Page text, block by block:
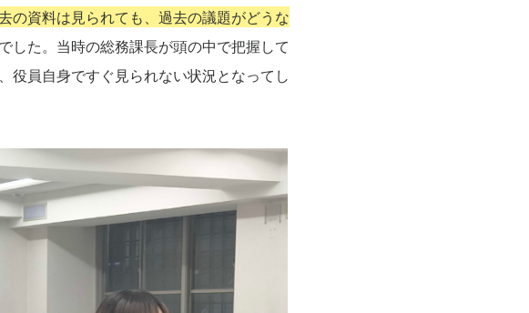
の資料は見られても、過去の議題がどうな
でした。当時の総務課長が頭の中で把握して
役員自身ですぐ見られない状況となってし